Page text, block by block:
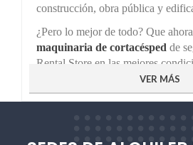
construcción, obra pública y
¿Pero lo mejor de todo? Que
maquinaria de cortacésped de
Rental Store en las mejores
Gómez Oviedo pensamos en las
aportar a nuestros clientes la venta
En Go Rental Store te
VER MÁS